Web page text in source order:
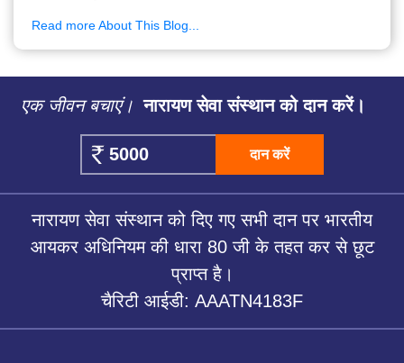
Read more About This Blog...
एक जीवन बचाएं। नारायण सेवा संस्थान को दान करें।
दान करें
नारायण सेवा संस्थान को दिए गए सभी दान पर भारतीय
आयकर अधिनियम की धारा 80 जी के तहत कर से छूट
प्राप्त है।
चैरिटी आईडी: AAATN4183F